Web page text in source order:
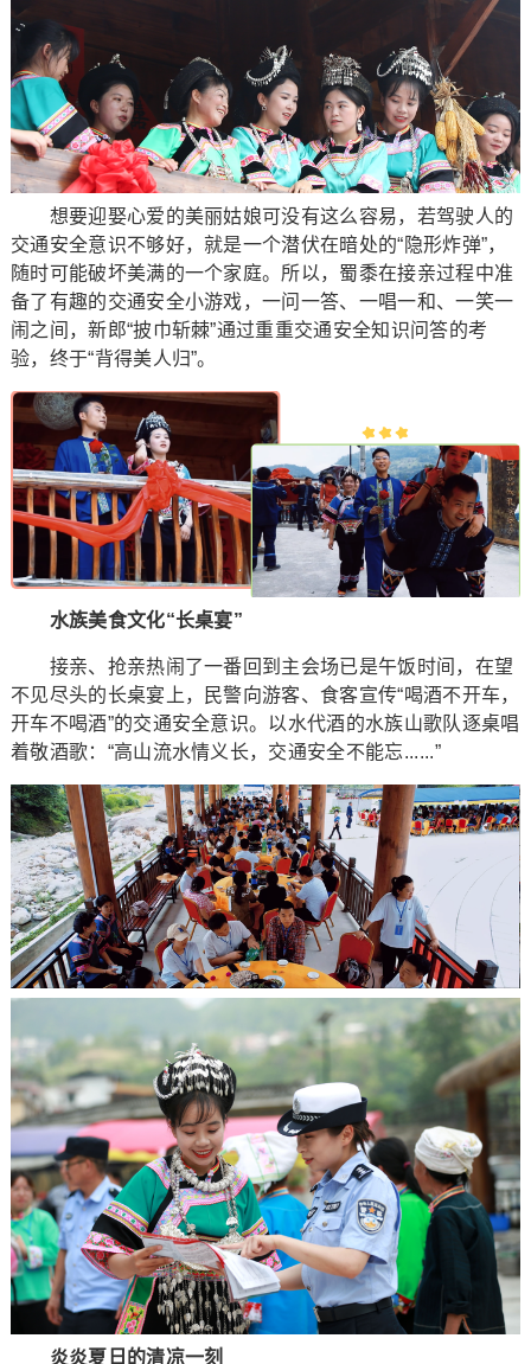
想要迎娶心爱的美丽姑娘可没有这么容易，若驾驶人的
交通安全意识不够好，就是一个潜伏在暗处的“隐形炸弹”，
随时可能破坏美满的一个家庭。所以，蜀黍在接亲过程中准
备了有趣的交通安全小游戏，一问一答、一唱一和、一笑一
闹之间，新郎“披巾斩棘”通过重重交通安全知识问答的考
验，终于“背得美人归”。
水族美食文化“长桌宴”
接亲、抢亲热闹了一番回到主会场已是午饭时间，在望
不见尽头的长桌宴上，民警向游客、食客宣传“喝酒不开车，
开车不喝酒”的交通安全意识。以水代酒的水族山歌队逐桌唱
着敬酒歌：“高山流水情义长，交通安全不能忘......”
炎炎夏日的清凉一刻